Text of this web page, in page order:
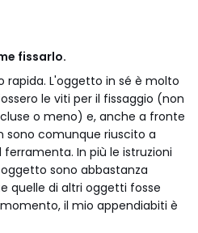
fissarlo.
rapida. L'oggetto in sé è molto
le viti per il fissaggio (non
o meno) e, anche a fronte
sono comunque riuscito a
In più le istruzioni
sono abbastanza
quelle di altri oggetti fosse
il mio appendiabiti è